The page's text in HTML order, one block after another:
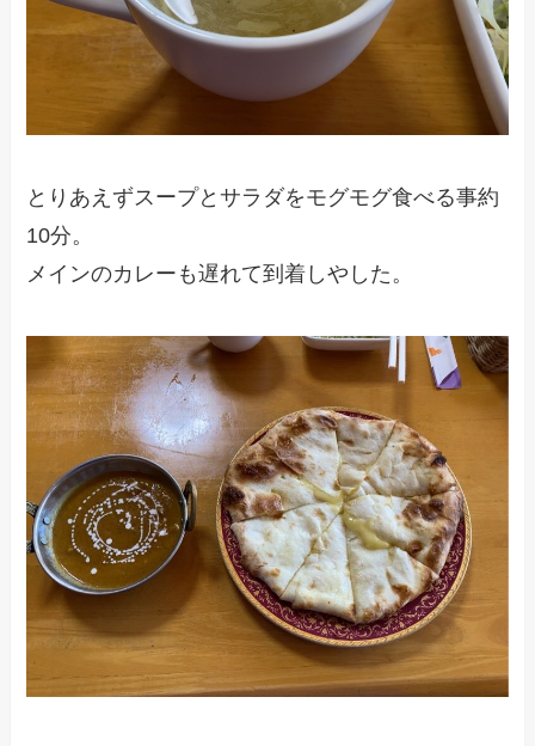
とりあえずスープとサラダをモグモグ食べる事約
10分。
メインのカレーも遅れて到着しやした。